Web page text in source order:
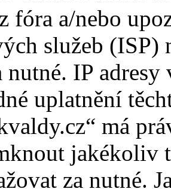
fóra a/nebo
služeb (ISP)
nutné. IP
uplatnění
má
jakékoliv
za nutné.